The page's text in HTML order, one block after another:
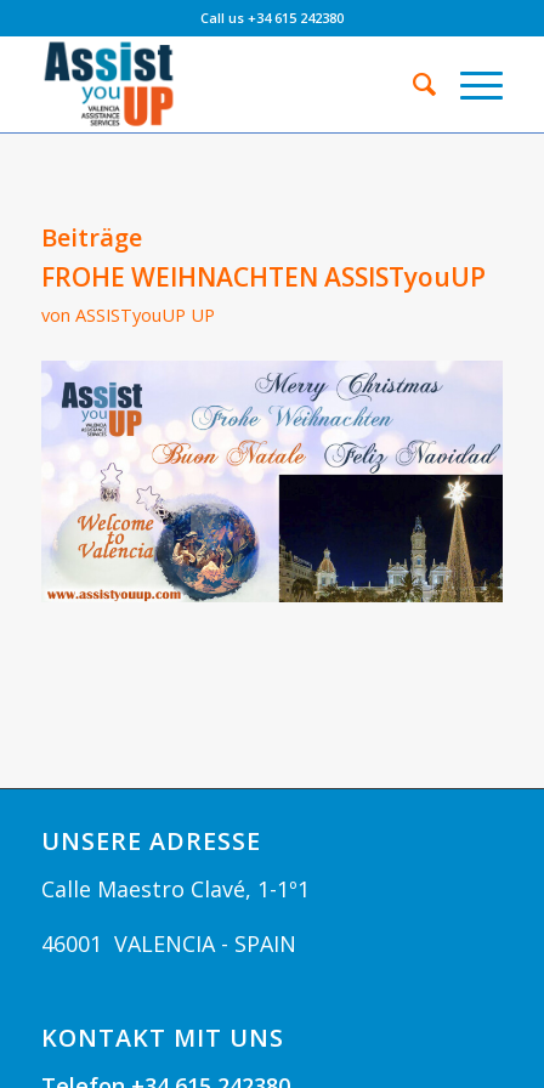
Call us +34 615 242380
Beiträge
FROHE WEIHNACHTEN ASSISTyouUP
von ASSISTyouUP UP
UNSERE ADRESSE
Calle Maestro Clavé, 1-1º1
46001 VALENCIA - SPAIN
KONTAKT MIT UNS